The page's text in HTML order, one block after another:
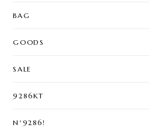
BAG
GOODS
SALE
9286KT
N°9286!